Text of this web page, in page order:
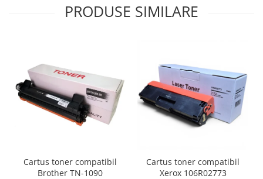
PRODUSE SIMILARE
Cartus toner compatibil
Brother TN-1090
Cartus toner compatibil
Xerox 106R02773